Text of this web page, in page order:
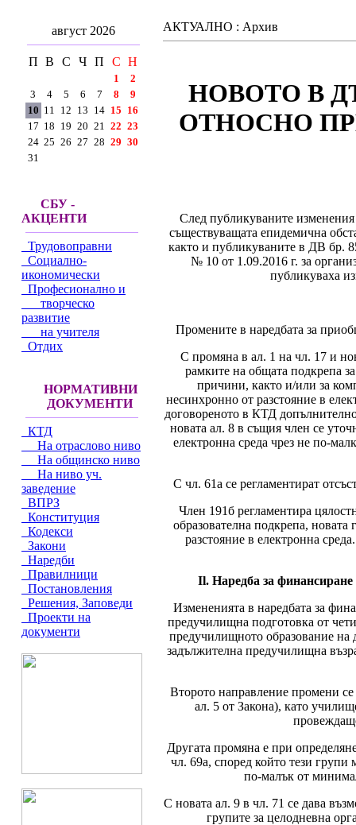
август 2026
П В С Ч П С Н
1
2
3
4 5 6 7 8
9
10 11 12 13 14 15 16
17 18 19 20 21 22 23
24 25 26 27 28 29 30
31
СБУ -
АКЦЕНТИ
Трудовоправни
Социално-
икономически
Професионално и
творческо
развитие
на учителя
Отдих
НОРМАТИВНИ
ДОКУМЕНТИ
КТД
На отраслово ниво
На общинско ниво
На ниво уч.
заведение
ВПРЗ
Конституция
Кодекси
Закони
Наредби
Правилници
Постановления
Решения, Заповеди
Проекти на
документи
АКТУАЛНО : Архив
НОВОТО В
ОТНОСНО
След публикуваните
съществуващата епидемична
както и публикуваните в ДВ бр.
№ 10 от 1.09.2016 г. за
публикуваха
Промените в наредбата за
С промяна в ал. 1 на чл. 17 и
рамките на общата подкрепа
причини, както и/или за
несинхронно от разстояние в
договореното в КТД
новата ал. 8 в същия член се
електронна среда чрез не по-
С чл. 61а се регламентират
Член 191б регламентира
образователна подкрепа, новата
разстояние в електронна
Іl. Наредба за
Измененията в наредбата за
предучилищна подготовка от
предучилищното образование на
задължителна предучилищна
Второто направление промени
ал. 5 от Закона), като
Другата промяна е при
чл. 69а, според който тези групи
по-малък от
С новата ал. 9 в чл. 71 се дава
групите за целодневна